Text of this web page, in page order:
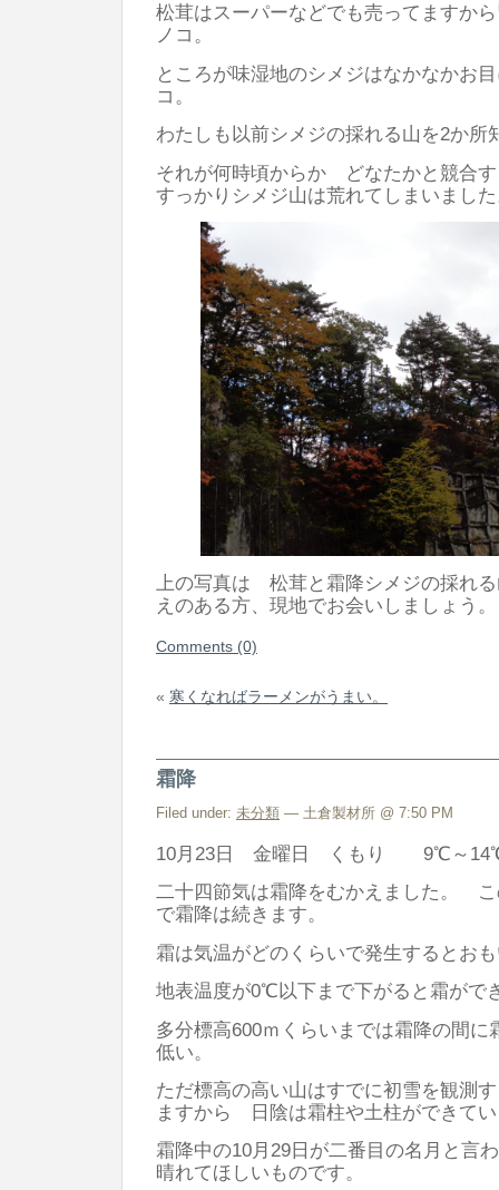
松茸はスーパーなどでも売ってますか
ノコ。
ところが味湿地のシメジはなかなかお
コ。
わたしも以前シメジの採れる山を2か
それが何時頃からか どなたかと競合
すっかりシメジ山は荒れてしまいまし
上の写真は 松茸と霜降シメジの採れ
えのある方、現地でお会いしましょう。
Comments (0)
« 寒くなればラーメンがうまい。
霜降
Filed under: 未分類 — 土倉製材所 @ 7:50 PM
10月23日 金曜日 くもり 9℃～
二十四節気は霜降をむかえました。 こ
で霜降は続きます。
霜は気温がどのくらいで発生するとお
地表温度が0℃以下まで下がると霜がで
多分標高600ｍくらいまでは霜降の間に
低い。
ただ標高の高い山はすでに初雪を観測
ますから 日陰は霜柱や土柱ができて
霜降中の10月29日が二番目の名月と言
晴れてほしいものです。